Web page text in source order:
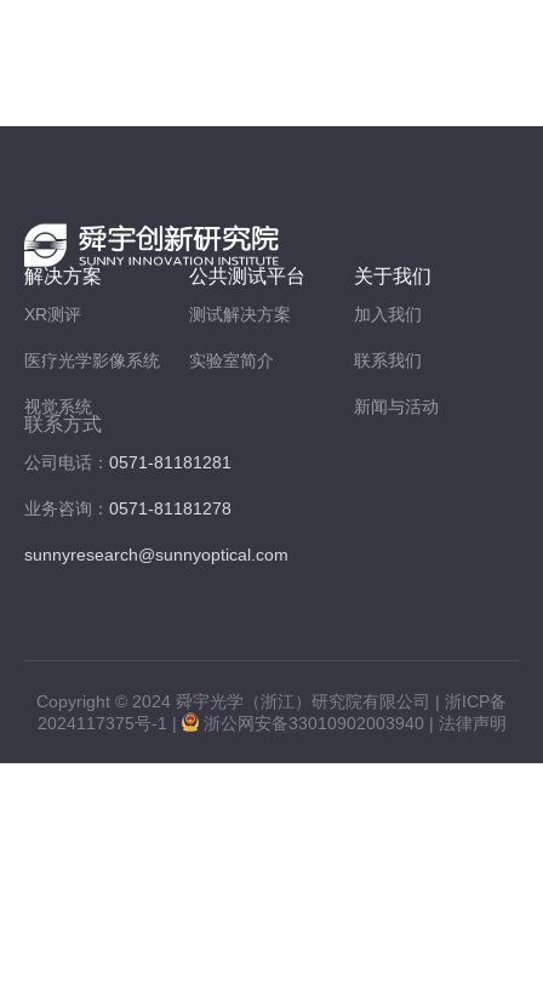
解决方案
XR测评
医疗光学影像系统
视觉系统
公共测试平台
测试解决方案
实验室简介
关于我们
加入我们
联系我们
新闻与活动
联系方式
公司电话： 0571-81181281
业务咨询： 0571-81181278
sunnyresearch@sunnyoptical.com
Copyright © 2024 舜宇光学（浙江）研究院有限公司 | 浙ICP备
2024117375号-1 | 浙公网安备33010902003940 | 法律声明